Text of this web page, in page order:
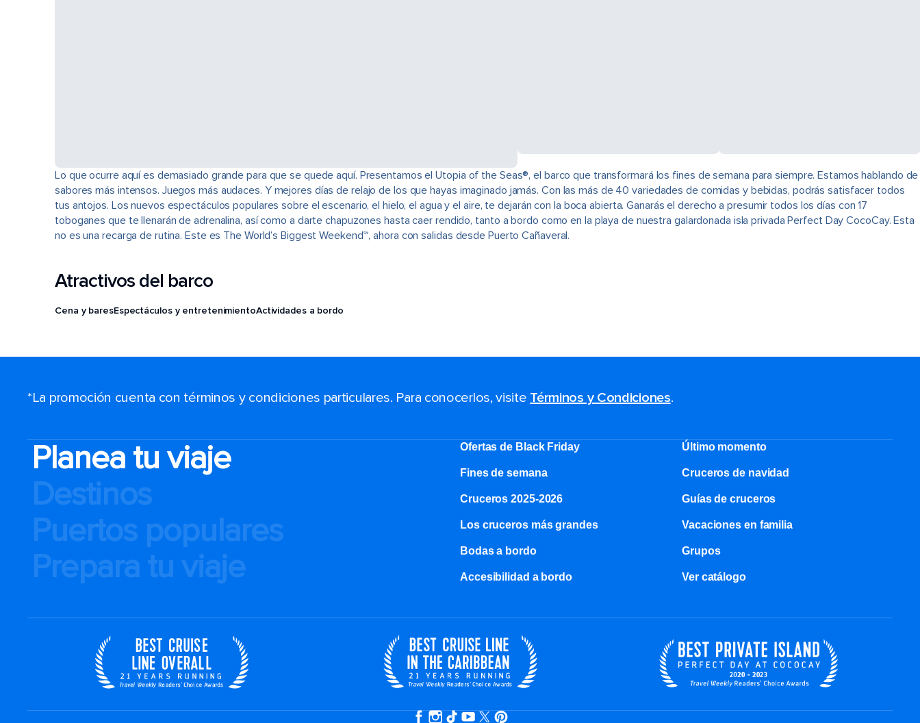
Lo que ocurre aquí es demasiado grande para que se quede aquí. Presentamos el Utopia of the Seas®, el barco que transformará los fines de semana para siempre. Estamos hablando de
sabores más intensos. Juegos más audaces. Y mejores días de relajo de los que hayas imaginado jamás. Con las más de 40 variedades de comidas y bebidas, podrás satisfacer todos
tus antojos. Los nuevos espectáculos populares sobre el escenario, el hielo, el agua y el aire, te dejarán con la boca abierta. Ganarás el derecho a presumir todos los días con 17
toboganes que te llenarán de adrenalina, así como a darte chapuzones hasta caer rendido, tanto a bordo como en la playa de nuestra galardonada isla privada Perfect Day CocoCay. Esta
no es una recarga de rutina. Este es The World’s Biggest Weekend℠, ahora con salidas desde Puerto Cañaveral.
Atractivos del barco
Cena y baresEspectáculos y entretenimientoActividades a bordo
*La promoción cuenta con términos y condiciones particulares. Para conocerlos, visite Términos y Condiciones.
Planea tu viaje
Destinos
Puertos populares
Prepara tu viaje
Ofertas de Black Friday Último momento
Fines de semana Cruceros de navidad
Cruceros 2025-2026 Guías de cruceros
Los cruceros más grandes Vacaciones en familia
Bodas a bordo Grupos
Accesibilidad a bordo Ver catálogo